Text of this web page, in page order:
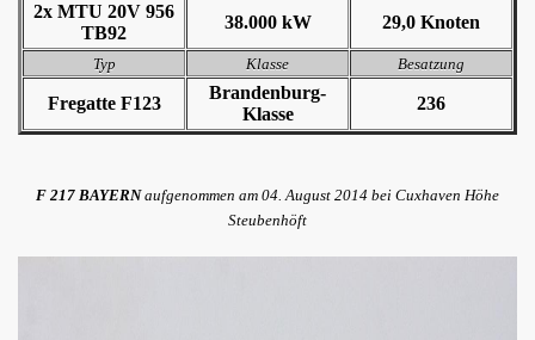
2x MTU 20V 956
TB92
38.000 kW 29,0 Knoten
Typ Klasse Besatzung
Fregatte F123
Brandenburg-
Klasse
236
F 217 BAYERNaufgenommen am 04. August 2014 bei Cuxhaven Höhe
Steubenhöft